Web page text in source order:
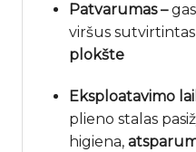
Patvarumas –
viršus sutvirtintas
plokšte
Eksploatavimo
plieno stalas
higiena,